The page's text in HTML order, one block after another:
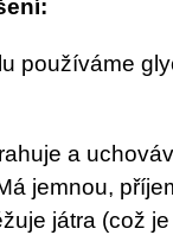
používáme
a
jemnou,
játra (což